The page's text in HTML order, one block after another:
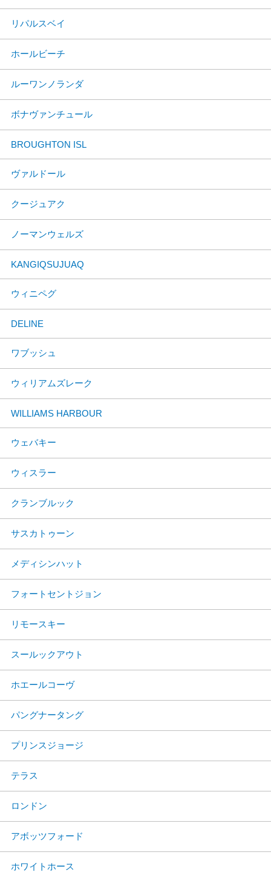
リパルスベイ
ホールビーチ
ルーワンノランダ
ボナヴァンチュール
BROUGHTON ISL
ヴァルドール
クージュアク
ノーマンウェルズ
KANGIQSUJUAQ
ウィニペグ
DELINE
ワブッシュ
ウィリアムズレーク
WILLIAMS HARBOUR
ウェバキー
ウィスラー
クランブルック
サスカトゥーン
メディシンハット
フォートセントジョン
リモースキー
スールックアウト
ホエールコーヴ
パングナータング
プリンスジョージ
テラス
ロンドン
アボッツフォード
ホワイトホース